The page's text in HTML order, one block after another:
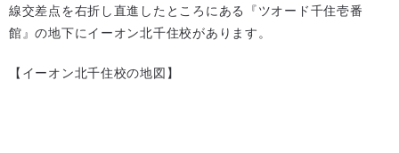
線交差点を右折し直進したところにある『ツオード千住壱番
館』の地下にイーオン北千住校があります。
【イーオン北千住校の地図】